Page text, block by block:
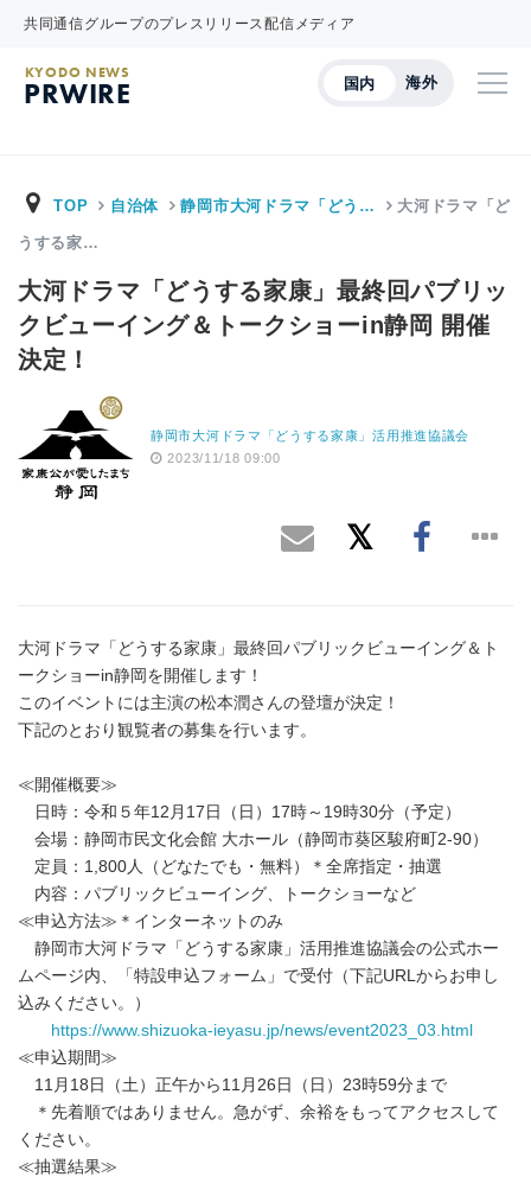
共同通信グループのプレスリリース配信メディア
国内 海外
KYODO NEWS
PRWIRE
TOP 自治体 静岡市大河ドラマ「どう… 大河ドラマ「ど
うする家…
大河ドラマ「どうする家康」最終回パブリッ
クビューイング＆トークショーin静岡 開催
決定！
静岡市大河ドラマ「どうする家康」活用推進協議会
2023/11/18 09:00
大河ドラマ「どうする家康」最終回パブリックビューイング＆ト
ークショーin静岡を開催します！
このイベントには主演の松本潤さんの登壇が決定！
下記のとおり観覧者の募集を行います。
≪開催概要≫
日時：令和５年12月17日（日）17時～19時30分（予定）
会場：静岡市民文化会館 大ホール（静岡市葵区駿府町2-90）
定員：1,800人（どなたでも・無料）＊全席指定・抽選
内容：パブリックビューイング、トークショーなど
≪申込方法≫＊インターネットのみ
静岡市大河ドラマ「どうする家康」活用推進協議会の公式ホー
ムページ内、「特設申込フォーム」で受付（下記URLからお申し
込みください。）
https://www.shizuoka-ieyasu.jp/news/event2023_03.html
≪申込期間≫
11月18日（土）正午から11月26日（日）23時59分まで
＊先着順ではありません。急がず、余裕をもってアクセスして
ください。
≪抽選結果≫